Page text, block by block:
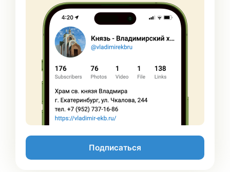
Подписаться